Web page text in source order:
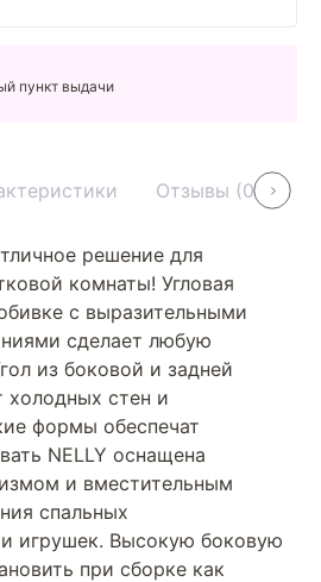
пункт выдачи
Отзывы (0)
решение для
комнаты! Угловая
с выразительными
сделает любую
из боковой и задней
холодных стен и
формы обеспечат
NELLY оснащена
и вместительным
спальных
игрушек. Высокую боковую
при сборке как